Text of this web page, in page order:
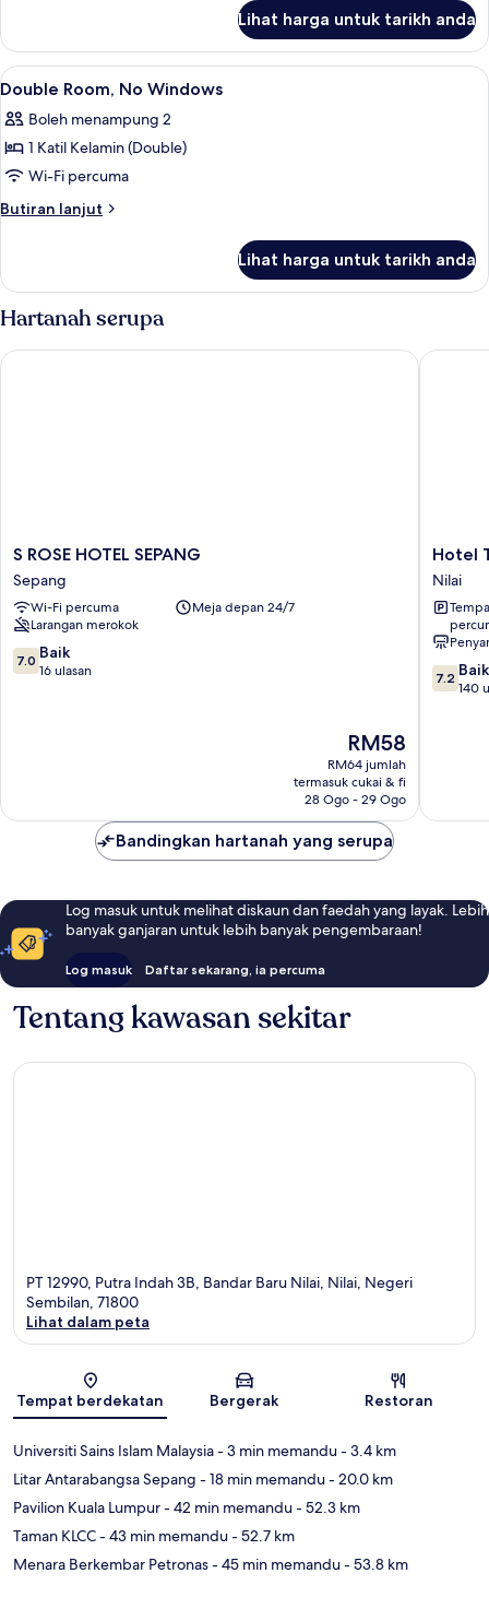
Lihat harga untuk tarikh anda
Lihat
semua
foto
untuk
Double
Room,
Kalis bunyi, seterika/papan seterika,
5
Double Room, No Windows
Boleh menampung 2
1 Katil Kelamin (Double)
Wi-Fi percuma
Butiran lanjut
Butiran
Room,
No
Windows
Lihat harga untuk tarikh anda
Hartanah serupa
S
ROSE
HOTEL
SEPANG
Sepang
S ROSE HOTEL SEPANG
Sepang
Wi-Fi percuma
Meja depan 24/7
Larangan merokok
7.0
daripada
7.0 Baik
16 ulasan
Harga
ialah
RM58
RM58
RM64 jumlah
termasuk cukai & fi
28 Ogo - 29 Ogo
S ROSE HOTEL SEPANG
Hotel
Time
Nilai
Nilai
Hotel
Nilai
7.2
7.2 Baik
140
Hotel
Bandingkan hartanah yang serupa
Log masuk untuk melihat diskaun dan faedah yang layak. Lebih
banyak ganjaran untuk lebih banyak pengembaraan!
Log masuk Daftar sekarang, ia percuma
Tentang kawasan sekitar
PT 12990, Putra Indah 3B, Bandar Baru Nilai, Nilai, Negeri
Sembilan, 71800
Lihat dalam peta
Tempat berdekatan Bergerak Restoran
Universiti Sains Islam Malaysia- 3 min memandu- 3.4 km
Litar Antarabangsa Sepang - 18 min memandu- 20.0 km
Pavilion Kuala Lumpur- 42 min memandu- 52.3 km
Taman KLCC- 43 min memandu- 52.7 km
Menara Berkembar Petronas- 45 min memandu- 53.8 km